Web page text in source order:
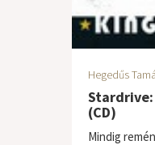
Hegedűs
Stardrive:
(CD)
Mindig